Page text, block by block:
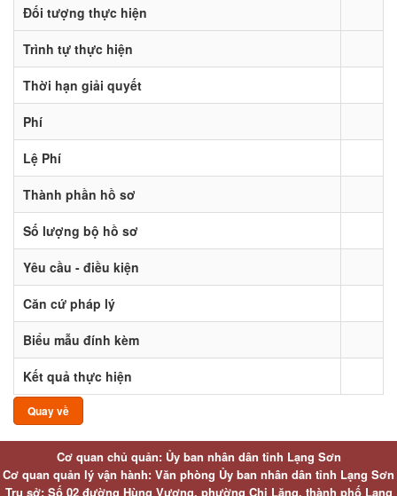
Đối tượng thực hiện
Trình tự thực hiện
Thời hạn giải quyết
Phí
Lệ Phí
Thành phần hồ sơ
Số lượng bộ hồ sơ
Yêu cầu - điều kiện
Căn cứ pháp lý
Biểu mẫu đính kèm
Kết quả thực hiện
Quay về
Cơ quan chủ quản: Ủy ban nhân dân tỉnh Lạng Sơn
Cơ quan quản lý vận hành: Văn phòng Ủy ban nhân dân tỉnh Lạng Sơn
Trụ sở: Số 02 đường Hùng Vương, phường Chi Lăng, thành phố Lạng